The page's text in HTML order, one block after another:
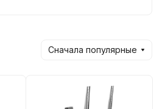
Сначала популярные